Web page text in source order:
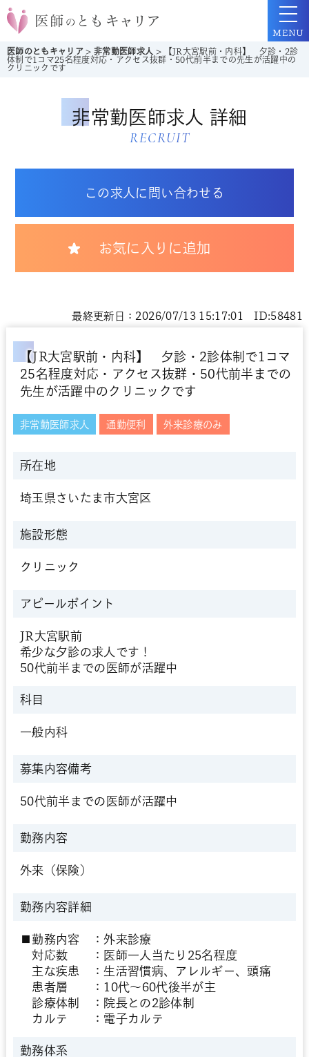
医師のともキャリア >非常勤医師求人 >
【JR大宮駅前・内科】 夕診・2診
体制で1コマ25名程度対応・アクセス抜群・50代前半までの先生が活躍中の
クリニックです
MENU
非常勤医師求人 詳細
RECRUIT
この求人に問い合わせる
お気に入りに追加
【JR大宮駅前・内科】 夕診・2診体制で1コマ
25名程度対応・アクセス抜群・50代前半までの
先生が活躍中のクリニックです
最終更新日：2026/07/13 15:17:01 ID:58481
非常勤医師求人 通勤便利 外来診療のみ
所在地
埼玉県さいたま市大宮区
施設形態
クリニック
アピールポイント
JR大宮駅前
希少な夕診の求人です！
50代前半までの医師が活躍中
科目
一般内科
募集内容備考
50代前半までの医師が活躍中
勤務内容
外来（保険）
勤務内容詳細
■勤務内容 ：外来診療
対応数 ：医師一人当たり25名程度
主な疾患 ：生活習慣病、アレルギー、頭痛
患者層 ：10代～60代後半が主
診療体制 ：院長との2診体制
カルテ ：電子カルテ
勤務体系